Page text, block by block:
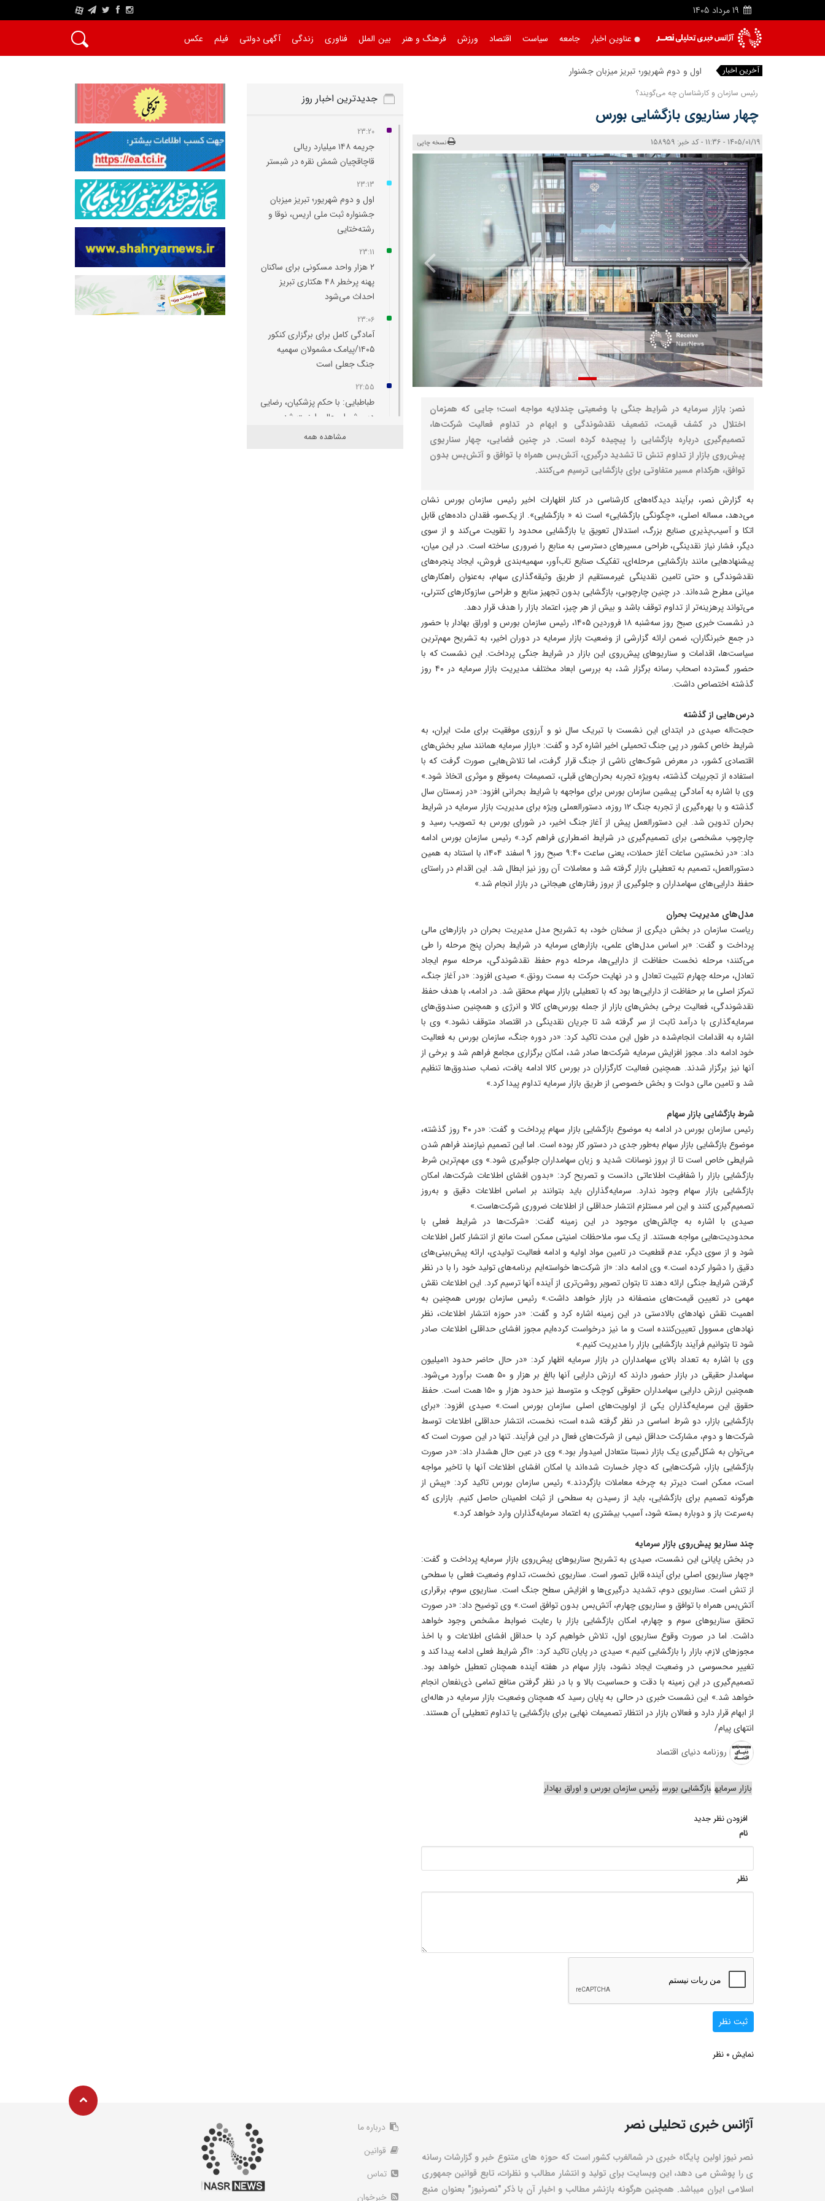
19 مرداد 1405
A
عناوین اخبار جامعه سیاست اقتصاد ورزش فرهنگ و هنر بین الملل فناوری زندگی آگهی دولتی فیلم عکس
آخرین اخبار اول و دوم شهریور؛ تبریز میزبان جشنواره ثبت ملی اریس،
رئیس سازمان و کارشناسان چه می‌گویند؟
چهار سناریوی بازگشایی بورس
1405/01/19 - 11:36 - کد خبر: 158959 نسخه چاپی
نصر: بازار سرمایه در شرایط جنگی با وضعیتی چندلایه مواجه است؛ جایی که همزمان
اختلال در کشف قیمت، تضعیف نقدشوندگی و ابهام در تداوم فعالیت شرکت‌ها،
تصمیم‌گیری درباره بازگشایی را پیچیده کرده است. در چنین فضایی، چهار سناریوی
پیش‌روی بازار از تداوم تنش تا تشدید درگیری، آتش‌بس همراه با توافق و آتش‌بس بدون
توافق، هرکدام مسیر متفاوتی برای بازگشایی ترسیم می‌کنند.
به گزارش نصر، برآیند دیدگاه‌های کارشناسی در کنار اظهارات اخیر رئیس سازمان بورس نشان
می‌دهد، مساله اصلی، «چگونگی بازگشایی» است نه « بازگشایی». از یک‌سو، فقدان داده‌های قابل
اتکا و آسیب‌پذیری صنایع بزرگ، استدلال تعویق یا بازگشایی محدود را تقویت می‌کند و از سوی
دیگر، فشار نیاز نقدینگی، طراحی مسیرهای دسترسی به منابع را ضروری ساخته است. در این میان،
پیشنهادهایی مانند بازگشایی مرحله‌ای، تفکیک صنایع تاب‌آور، سهمیه‌بندی فروش، ایجاد پنجره‌های
نقدشوندگی و حتی تامین نقدینگی غیرمستقیم از طریق وثیقه‌گذاری سهام، به‌عنوان راهکارهای
میانی مطرح شده‌اند. در چنین چارچوبی، بازگشایی بدون تجهیز منابع و طراحی سازوکارهای کنترلی،
می‌تواند پرهزینه‌تر از تداوم توقف باشد و بیش از هر چیز، اعتماد بازار را هدف قرار دهد.
در نشست خبری صبح روز سه‌شنبه ۱۸ فروردین ۱۴۰۵، رئیس سازمان بورس و اوراق بهادار با حضور
در جمع خبرنگاران، ضمن ارائه گزارشی از وضعیت بازار سرمایه در دوران اخیر، به تشریح مهم‌ترین
سیاست‌ها، اقدامات و سناریوهای پیش‌روی این بازار در شرایط جنگی پرداخت. این نشست که با
حضور گسترده اصحاب رسانه برگزار شد، به بررسی ابعاد مختلف مدیریت بازار سرمایه در ۴۰ روز
گذشته اختصاص داشت.
درس‌هایی از گذشته
حجت‌اله صیدی در ابتدای این نشست با تبریک سال نو و آرزوی موفقیت برای ملت ایران، به
شرایط خاص کشور در پی جنگ تحمیلی اخیر اشاره کرد و گفت: «بازار سرمایه همانند سایر بخش‌های
اقتصادی کشور، در معرض شوک‌های ناشی از جنگ قرار گرفت، اما تلاش‌هایی صورت گرفت که با
استفاده از تجربیات گذشته، به‌ویژه تجربه بحران‌های قبلی، تصمیمات به‌موقع و موثری اتخاذ شود.»
وی با اشاره به آمادگی پیشین سازمان بورس برای مواجهه با شرایط بحرانی افزود: «در زمستان سال
گذشته و با بهره‌گیری از تجربه جنگ ۱۲ روزه، دستورالعملی ویژه برای مدیریت بازار سرمایه در شرایط
بحران تدوین شد. این دستورالعمل پیش از آغاز جنگ اخیر، در شورای بورس به تصویب رسید و
چارچوب مشخصی برای تصمیم‌گیری در شرایط اضطراری فراهم کرد.» رئیس سازمان بورس ادامه
داد: «در نخستین ساعات آغاز حملات، یعنی ساعت ۹:۴۰ صبح روز ۹ اسفند ۱۴۰۴، با استناد به همین
دستورالعمل، تصمیم به تعطیلی بازار گرفته شد و معاملات آن روز نیز ابطال شد. این اقدام در راستای
حفظ دارایی‌های سهامداران و جلوگیری از بروز رفتارهای هیجانی در بازار انجام شد.»
مدل‌های مدیریت بحران
ریاست سازمان در بخش دیگری از سخنان خود، به تشریح مدل مدیریت بحران در بازارهای مالی
پرداخت و گفت: «بر اساس مدل‌های علمی، بازارهای سرمایه در شرایط بحران پنج مرحله را طی
می‌کنند؛ مرحله نخست حفاظت از دارایی‌ها، مرحله دوم حفظ نقدشوندگی، مرحله سوم ایجاد
تعادل، مرحله چهارم تثبیت تعادل و در نهایت حرکت به سمت رونق.» صیدی افزود: «در آغاز جنگ،
تمرکز اصلی ما بر حفاظت از دارایی‌ها بود که با تعطیلی بازار سهام محقق شد. در ادامه، با هدف حفظ
نقدشوندگی، فعالیت برخی بخش‌های بازار از جمله بورس‌های کالا و انرژی و همچنین صندوق‌های
سرمایه‌گذاری با درآمد ثابت از سر گرفته شد تا جریان نقدینگی در اقتصاد متوقف نشود.» وی با
اشاره به اقدامات انجام‌شده در طول این مدت تاکید کرد: «در دوره جنگ، سازمان بورس به فعالیت
خود ادامه داد. مجوز افزایش سرمایه شرکت‌ها صادر شد، امکان برگزاری مجامع فراهم شد و برخی از
آنها نیز برگزار شدند. همچنین فعالیت کارگزاران در بورس کالا ادامه یافت، نصاب صندوق‌ها تنظیم
شد و تامین مالی دولت و بخش خصوصی از طریق بازار سرمایه تداوم پیدا کرد.»
شرط بازگشایی بازار سهام
رئیس سازمان بورس در ادامه به موضوع بازگشایی بازار سهام پرداخت و گفت: «در ۴۰ روز گذشته،
موضوع بازگشایی بازار سهام به‌طور جدی در دستور کار بوده است. اما این تصمیم نیازمند فراهم شدن
شرایطی خاص است تا از بروز نوسانات شدید و زیان سهامداران جلوگیری شود.» وی مهم‌ترین شرط
بازگشایی بازار را شفافیت اطلاعاتی دانست و تصریح کرد: «بدون افشای اطلاعات شرکت‌ها، امکان
بازگشایی بازار سهام وجود ندارد. سرمایه‌گذاران باید بتوانند بر اساس اطلاعات دقیق و به‌روز
تصمیم‌گیری کنند و این امر مستلزم انتشار حداقلی از اطلاعات ضروری شرکت‌هاست.»
صیدی با اشاره به چالش‌های موجود در این زمینه گفت: «شرکت‌ها در شرایط فعلی با
محدودیت‌هایی مواجه هستند. از یک سو، ملاحظات امنیتی ممکن است مانع از انتشار کامل اطلاعات
شود و از سوی دیگر، عدم قطعیت در تامین مواد اولیه و ادامه فعالیت تولیدی، ارائه پیش‌بینی‌های
دقیق را دشوار کرده است.» وی ادامه داد: «از شرکت‌ها خواسته‌ایم برنامه‌های تولید خود را با در نظر
گرفتن شرایط جنگی ارائه دهند تا بتوان تصویر روشن‌تری از آینده آنها ترسیم کرد. این اطلاعات نقش
مهمی در تعیین قیمت‌های منصفانه در بازار خواهد داشت.» رئیس سازمان بورس همچنین به
اهمیت نقش نهادهای بالادستی در این زمینه اشاره کرد و گفت: «در حوزه انتشار اطلاعات، نظر
نهادهای مسوول تعیین‌کننده است و ما نیز درخواست کرده‌ایم مجوز افشای حداقلی اطلاعات صادر
شود تا بتوانیم فرآیند بازگشایی بازار را مدیریت کنیم.»
وی با اشاره به تعداد بالای سهامداران در بازار سرمایه اظهار کرد: «در حال حاضر حدود ۱۱‌میلیون
سهامدار حقیقی در بازار حضور دارند که ارزش دارایی آنها بالغ بر هزار و ۵۰ همت برآورد می‌شود.
همچنین ارزش دارایی سهامداران حقوقی کوچک و متوسط نیز حدود هزار و ۱۵۰ همت است. حفظ
حقوق این سرمایه‌گذاران یکی از اولویت‌های اصلی سازمان بورس است.» صیدی افزود: «برای
بازگشایی بازار، دو شرط اساسی در نظر گرفته شده است؛ نخست، انتشار حداقلی اطلاعات توسط
شرکت‌ها و دوم، مشارکت حداقل نیمی از شرکت‌های فعال در این فرآیند. تنها در این صورت است که
می‌توان به شکل‌گیری یک بازار نسبتا متعادل امیدوار بود.» وی در عین حال هشدار داد: «در صورت
بازگشایی بازار، شرکت‌هایی که دچار خسارت شده‌اند یا امکان افشای اطلاعات آنها با تاخیر مواجه
است، ممکن است دیرتر به چرخه معاملات بازگردند.» رئیس سازمان بورس تاکید کرد: «پیش از
هرگونه تصمیم برای بازگشایی، باید از رسیدن به سطحی از ثبات اطمینان حاصل کنیم. بازاری که
به‌سرعت باز و دوباره بسته شود، آسیب بیشتری به اعتماد سرمایه‌گذاران وارد خواهد کرد.»
چند سناریو پیش‌روی بازار سرمایه
در بخش پایانی این نشست، صیدی به تشریح سناریوهای پیش‌روی بازار سرمایه پرداخت و گفت:
«چهار سناریوی اصلی برای آینده قابل تصور است. سناریوی نخست، تداوم وضعیت فعلی با سطحی
از تنش است. سناریوی دوم، تشدید درگیری‌ها و افزایش سطح جنگ است. سناریوی سوم، برقراری
آتش‌بس همراه با توافق و سناریوی چهارم، آتش‌بس بدون توافق است.» وی توضیح داد: «در صورت
تحقق سناریوهای سوم و چهارم، امکان بازگشایی بازار با رعایت ضوابط مشخص وجود خواهد
داشت. اما در صورت وقوع سناریوی اول، تلاش خواهیم کرد با حداقل افشای اطلاعات و با اخذ
مجوزهای لازم، بازار را بازگشایی کنیم.» صیدی در پایان تاکید کرد: «اگر شرایط فعلی ادامه پیدا کند و
تغییر محسوسی در وضعیت ایجاد نشود، بازار سهام در هفته آینده همچنان تعطیل خواهد بود.
تصمیم‌گیری در این زمینه با دقت و حساسیت بالا و با در نظر گرفتن منافع تمامی ذی‌نفعان انجام
خواهد شد.» این نشست خبری در حالی به پایان رسید که همچنان وضعیت بازار سرمایه در‌ هاله‌ای
از ابهام قرار دارد و فعالان بازار در انتظار تصمیمات نهایی برای بازگشایی یا تداوم تعطیلی آن هستند.
انتهای پیام/
روزنامه دنیای اقتصاد
بازار سرمایه بازگشایی بورس رئیس سازمان بورس و اوراق بهادار
افزودن نظر جدید
نام
نظر
ثبت نظر
نمایش 0 نظر
جدیدترین اخبار روز
23:20
جریمه ۱۴۸ میلیارد ریالی
قاچاقچیان شمش نقره در شبستر
23:13
اول و دوم شهریور؛ تبریز میزبان
جشنواره ثبت ملی اریس، نوقا و
رشته‌ختایی
23:11
۲ هزار واحد مسکونی برای ساکنان
پهنه پرخطر ۴۸ هکتاری تبریز
احداث می‌شود
23:06
آمادگی کامل برای برگزاری کنکور
۱۴۰۵/پیامک مشمولان سهمیه
جنگ جعلی است
22:55
طباطبایی: با حکم پزشکیان، رضایی
دبیر شورای عالی امنیت شد
مشاهده همه
آژانس خبری تحلیلی نصر
نصر نیوز اولین پایگاه خبری در شمالغرب کشور است که حوزه های متنوع خبر و گزارشات رسانه
ی را پوشش می دهد، این وبسایت برای تولید و انتشار مطالب و نظرات، تابع قوانین جمهوری
اسلامی ایران میباشد. همچنین هرگونه بازنشر مطالب و اخبار آن با ذکر "نصرنیوز" بعنوان منبع
درباره ما
قوانین
تماس
خبرخوان